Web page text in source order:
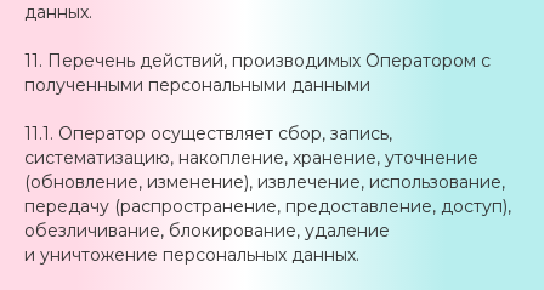
данных.
11. Перечень действий, производимых Оператором с
полученными персональными данными
11.1. Оператор осуществляет сбор, запись,
систематизацию, накопление, хранение, уточнение
(обновление, изменение), извлечение, использование,
передачу (распространение, предоставление, доступ),
обезличивание, блокирование, удаление
и уничтожение персональных данных.